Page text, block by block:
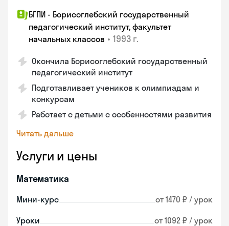
БГПИ - Борисоглебский государственный
педагогический институт, факультет
начальных классов • 1993 г.
Окончила Борисоглебский государственный
педагогический институт
Подготавливает учеников к олимпиадам и
конкурсам
Работает с детьми с особенностями развития
Читать дальше
Услуги и цены
Математика
Мини-курс от 1470 ₽ / урок
Уроки от 1092 ₽ / урок